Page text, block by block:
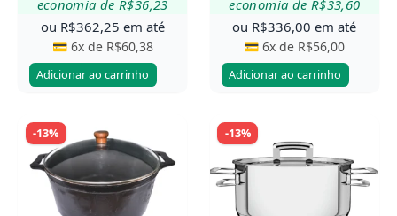
economia de R$36,23
ou R$362,25 em até
💳 6x de R$60,38
Adicionar ao carrinho
economia de R$33,60
ou R$336,00 em até
💳 6x de R$56,00
Adicionar ao carrinho
-13% -13%